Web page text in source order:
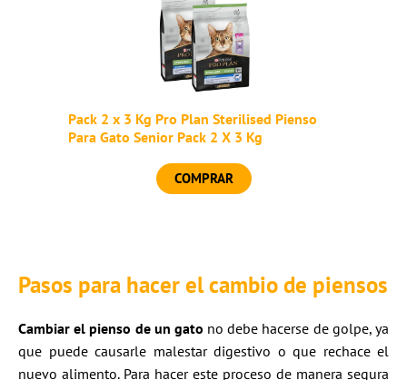
Pack 2 x 3 Kg Pro Plan Sterilised Pienso
Para Gato Senior Pack 2 X 3 Kg
COMPRAR
Pasos para hacer el cambio de piensos
Cambiar el pienso de un gato no debe hacerse de golpe, ya
que puede causarle malestar digestivo o que rechace el
nuevo alimento. Para hacer este proceso de manera segura